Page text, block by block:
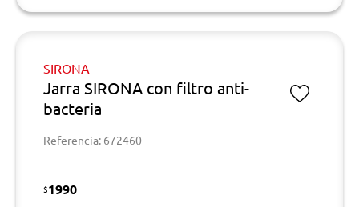
SIRONA
Jarra SIRONA con filtro anti-
bacteria
Referencia: 672460
$1990